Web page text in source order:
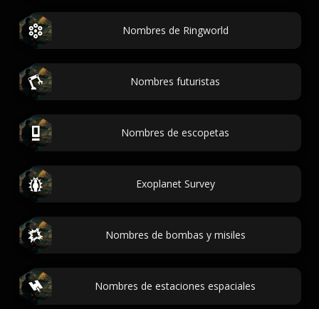
Nombres de Ringworld
Nombres futuristas
Nombres de escopetas
Exoplanet Survey
Nombres de bombas y misiles
Nombres de estaciones espaciales